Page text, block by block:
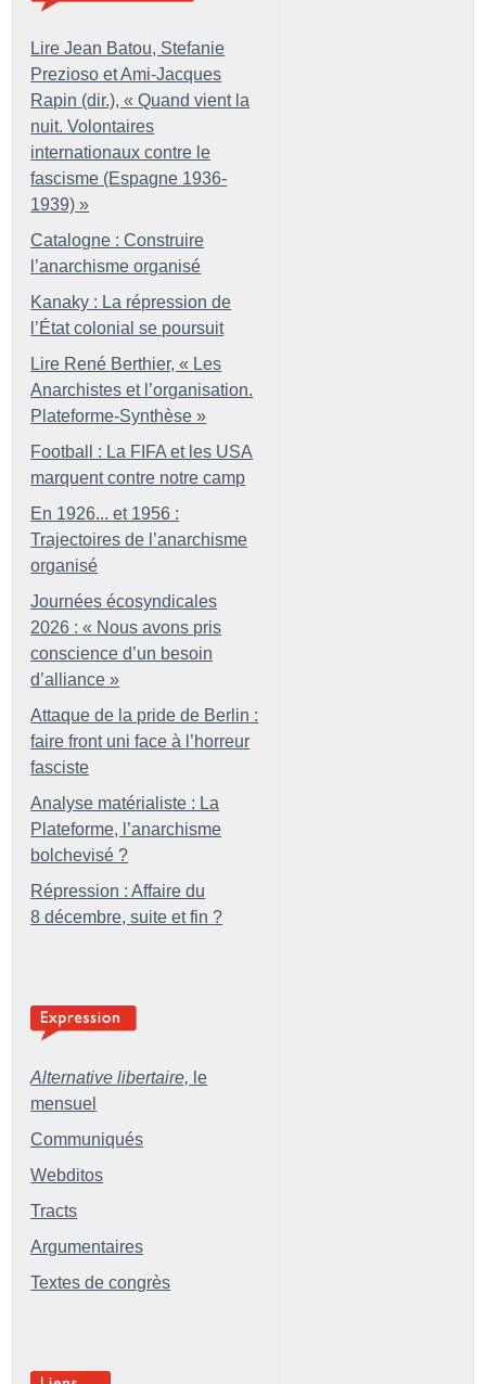
Lire Jean Batou, Stefanie
Prezioso et Ami-Jacques
Rapin (dir.), « Quand vient la
nuit. Volontaires
internationaux contre le
fascisme (Espagne 1936-
1939) »
Catalogne : Construire
l’anarchisme organisé
Kanaky : La répression de
l’État colonial se poursuit
Lire René Berthier, « Les
Anarchistes et l’organisation.
Plateforme-Synthèse »
Football : La FIFA et les USA
marquent contre notre camp
En 1926... et 1956 :
Trajectoires de l’anarchisme
organisé
Journées écosyndicales
2026 : « Nous avons pris
conscience d’un besoin
d’alliance »
Attaque de la pride de Berlin :
faire front uni face à l’horreur
fasciste
Analyse matérialiste : La
Plateforme, l’anarchisme
bolchevisé ?
Répression : Affaire du
8 décembre, suite et fin ?
Alternative libertaire, le
mensuel
Communiqués
Webditos
Tracts
Argumentaires
Textes de congrès